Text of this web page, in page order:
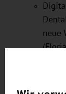
neue